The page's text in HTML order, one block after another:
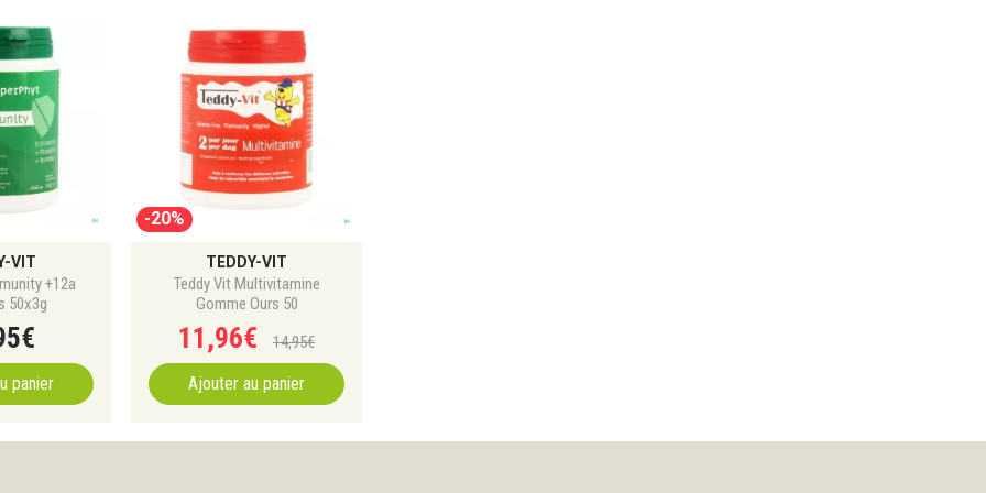
VIT
+12a
50x3g
€
panier
-20%
TEDDY-VIT
Teddy Vit Multivitamine
Gomme Ours 50
11 ,96€ 14,95€
Ajouter au panier